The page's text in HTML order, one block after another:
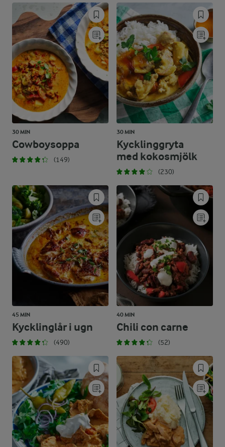
30 MIN
Cowboysoppa
(149)
30 MIN
Kycklinggryta
med kokosmjölk
(230)
45 MIN
Kycklinglår i ugn
(490)
40 MIN
Chili con carne
(52)